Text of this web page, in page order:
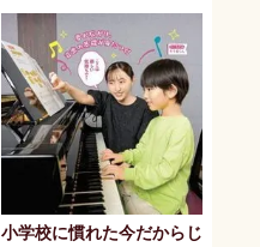
小学校に慣れた今だからじ